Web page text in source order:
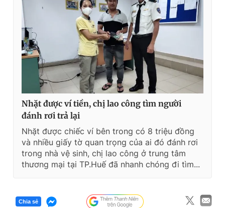
Nhặt được ví tiền, chị lao công tìm người
đánh rơi trả lại
Nhặt được chiếc ví bên trong có 8 triệu đồng
và nhiều giấy tờ quan trọng của ai đó đánh rơi
trong nhà vệ sinh, chị lao công ở trung tâm
thương mại tại TP.Huế đã nhanh chóng đi tìm...
Chia sẻ